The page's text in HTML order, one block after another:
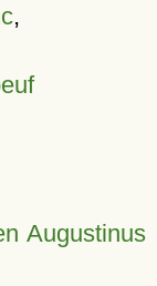
,
Augustinus